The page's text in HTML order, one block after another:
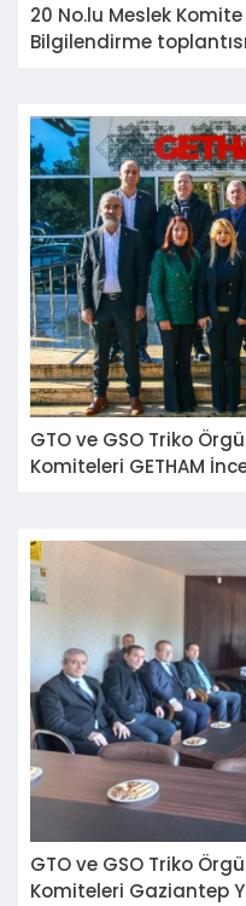
20 No.lu Meslek
Bilgilendirme
GTO ve GSO Triko
Komiteleri GETHAM
GTO ve GSO Triko
Komiteleri Gaziantep